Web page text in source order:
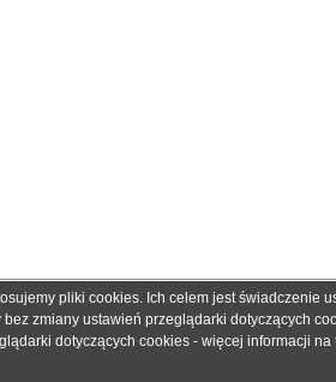
są znakami zastrzeżonymi dla ich
że publikowane dane techniczne nie
jakichkolwiek wątpliwości prosimy o kontakt z
pliki cookies. Ich celem jest świadczenie
zmiany ustawień przeglądarki dotyczących
dotyczących cookies - więcej informacji na